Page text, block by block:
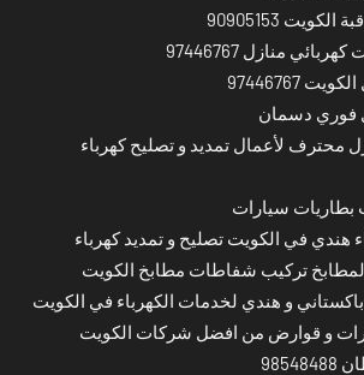
90905153
منازل 97446767
97446767
فوري دسمان
محترف لأعمال تمديد و تصليح كهرباء
بطاريات سيارات
هندي في الكويت تصليح و تمديد كهرباء
تركيب شفاطات مطابخ الكويت
و هندي لخدمات الكهرباء في الكويت
و قوارض من افضل شركات الكويت